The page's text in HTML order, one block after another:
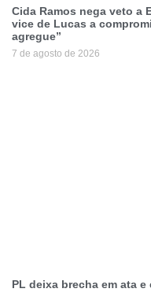
Cida Ramos nega veto a
vice de Lucas a
agregue”
7 de agosto de 2026
PL deixa brecha em ata